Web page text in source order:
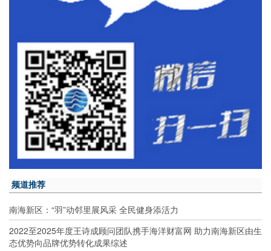
频道推荐
南海新区：“羽”动邻里展风采 全民健身添活力
2022至2025年度王诗成顾问团队携手海洋财富网 助力南海新区由生
态优势向品牌优势转化成果综述